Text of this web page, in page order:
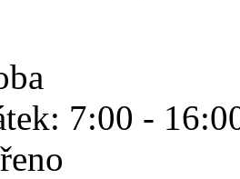
7:00 -